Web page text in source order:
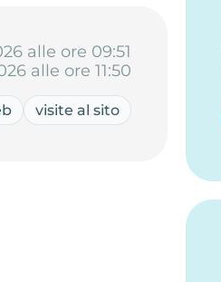
alle ore 09:51
alle ore 11:50
visite al sito